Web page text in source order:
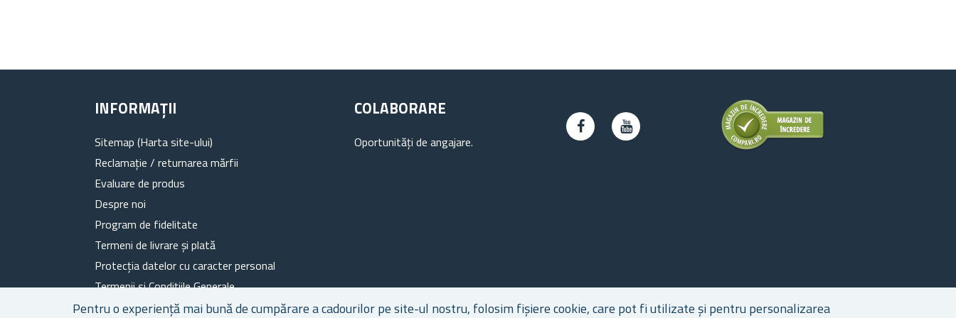
Pentru o experiență mai bună de cumpărare a cadourilor pe site-ul nostru, folosim fișiere cookie, care pot fi utilizate și pentru personalizarea
INFORMAȚII
Sitemap (Harta site-ului)
Reclamație / returnarea mărfii
Evaluare de produs
Despre noi
Program de fidelitate
Termeni de livrare și plată
Protecția datelor cu caracter personal
Termenii si Condițiile Generale
Fișiere cookie
COLABORARE
Oportunități de angajare.